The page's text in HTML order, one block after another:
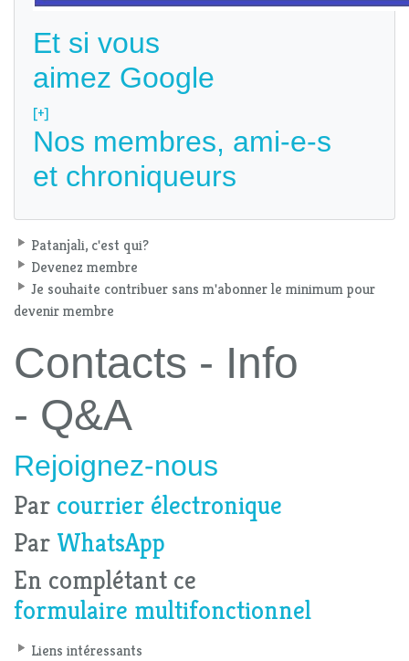
Et si vous
aimez Google
[+]
Nos membres, ami-e-s
et chroniqueurs
Patanjali, c'est qui?
Devenez membre
Je souhaite contribuer sans m'abonner le minimum pour
devenir membre
Contacts - Info
- Q&A
Rejoignez-nous
Par courrier électronique
Par WhatsApp
En complétant ce
formulaire multifonctionnel
Liens intéressants